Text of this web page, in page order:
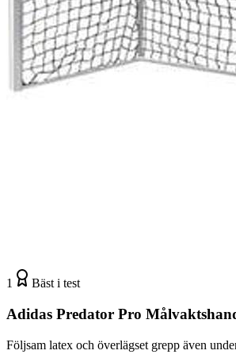
1 Bäst i test
Adidas Predator Pro
Följsam latex och överlägset grepp även